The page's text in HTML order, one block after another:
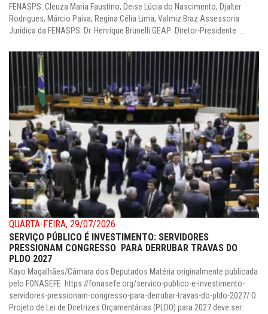
FENASPS: Cleuza Maria Faustino, Deise Lúcia do Nascimento, Djalter
Rodrigues, Márcio Paiva, Regina Célia Lima, Valmiz Braz.Assessoria
Jurídica da FENASPS: Dr. Henrique Brunelli.GEAP: Diretor-Presidente ...
QUARTA-FEIRA, 29/07/2026
SERVIÇO PÚBLICO É INVESTIMENTO: SERVIDORES
PRESSIONAM CONGRESSO PARA DERRUBAR TRAVAS DO
PLDO 2027
Kayo Magalhães/Câmara dos Deputados Matéria originalmente publicada
pelo FONASEFE: https://fonasefe.org/servico-publico-e-investimento-
servidores-pressionam-congresso-para-derrubar-travas-do-pldo-2027/ O
Projeto de Lei de Diretrizes Orçamentárias (PLDO) para 2027 deve ser